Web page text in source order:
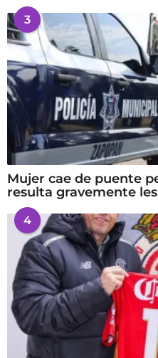
3
Mujer cae de puente
resulta gravemente
4